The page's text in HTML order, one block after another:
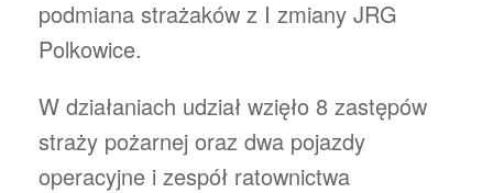
podmiana strażaków z I zmiany JRG
Polkowice.
W działaniach udział wzięło 8 zastępów
straży pożarnej oraz dwa pojazdy
operacyjne i zespół ratownictwa